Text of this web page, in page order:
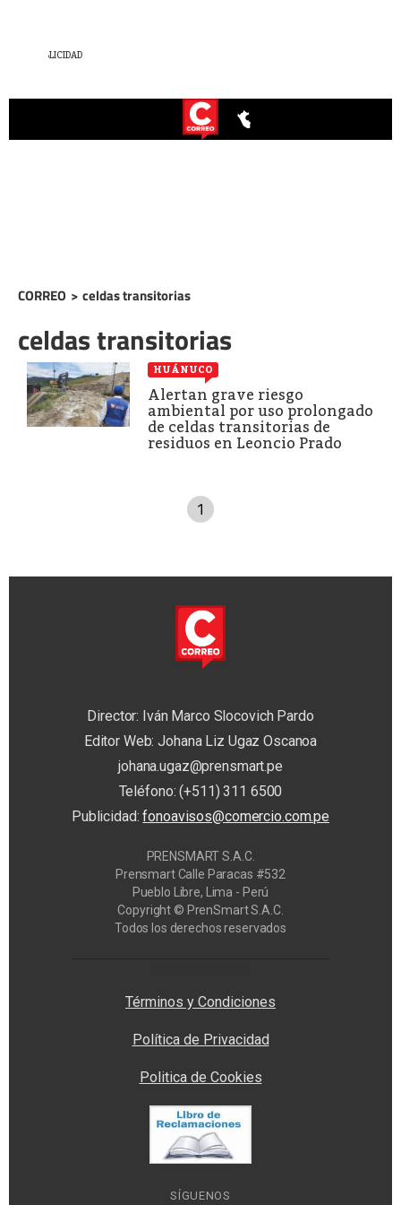
CORREO > celdas transitorias
celdas transitorias
HUÁNUCO
Alertan grave riesgo
ambiental por uso prolongado
de celdas transitorias de
residuos en Leoncio Prado
1
Director: Iván Marco Slocovich Pardo
Editor Web: Johana Liz Ugaz Oscanoa
johana.ugaz@prensmart.pe
Teléfono: (+511) 311 6500
Publicidad:fonoavisos@comercio.com.pe
PRENSMART S.A.C.
Prensmart Calle Paracas #532
Pueblo Libre, Lima - Perú
Copyright © PrenSmart S.A.C.
Todos los derechos reservados
Términos y Condiciones
Política de Privacidad
Politica de Cookies
SÍGUENOS